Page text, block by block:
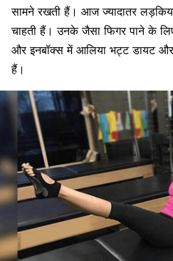
सामने रखती हैं। आज ज्यादातर
चाहती हैं। उनके जैसा फिगर पाने के
और इनबॉक्स में आलिया भट्ट डायट
हैं।